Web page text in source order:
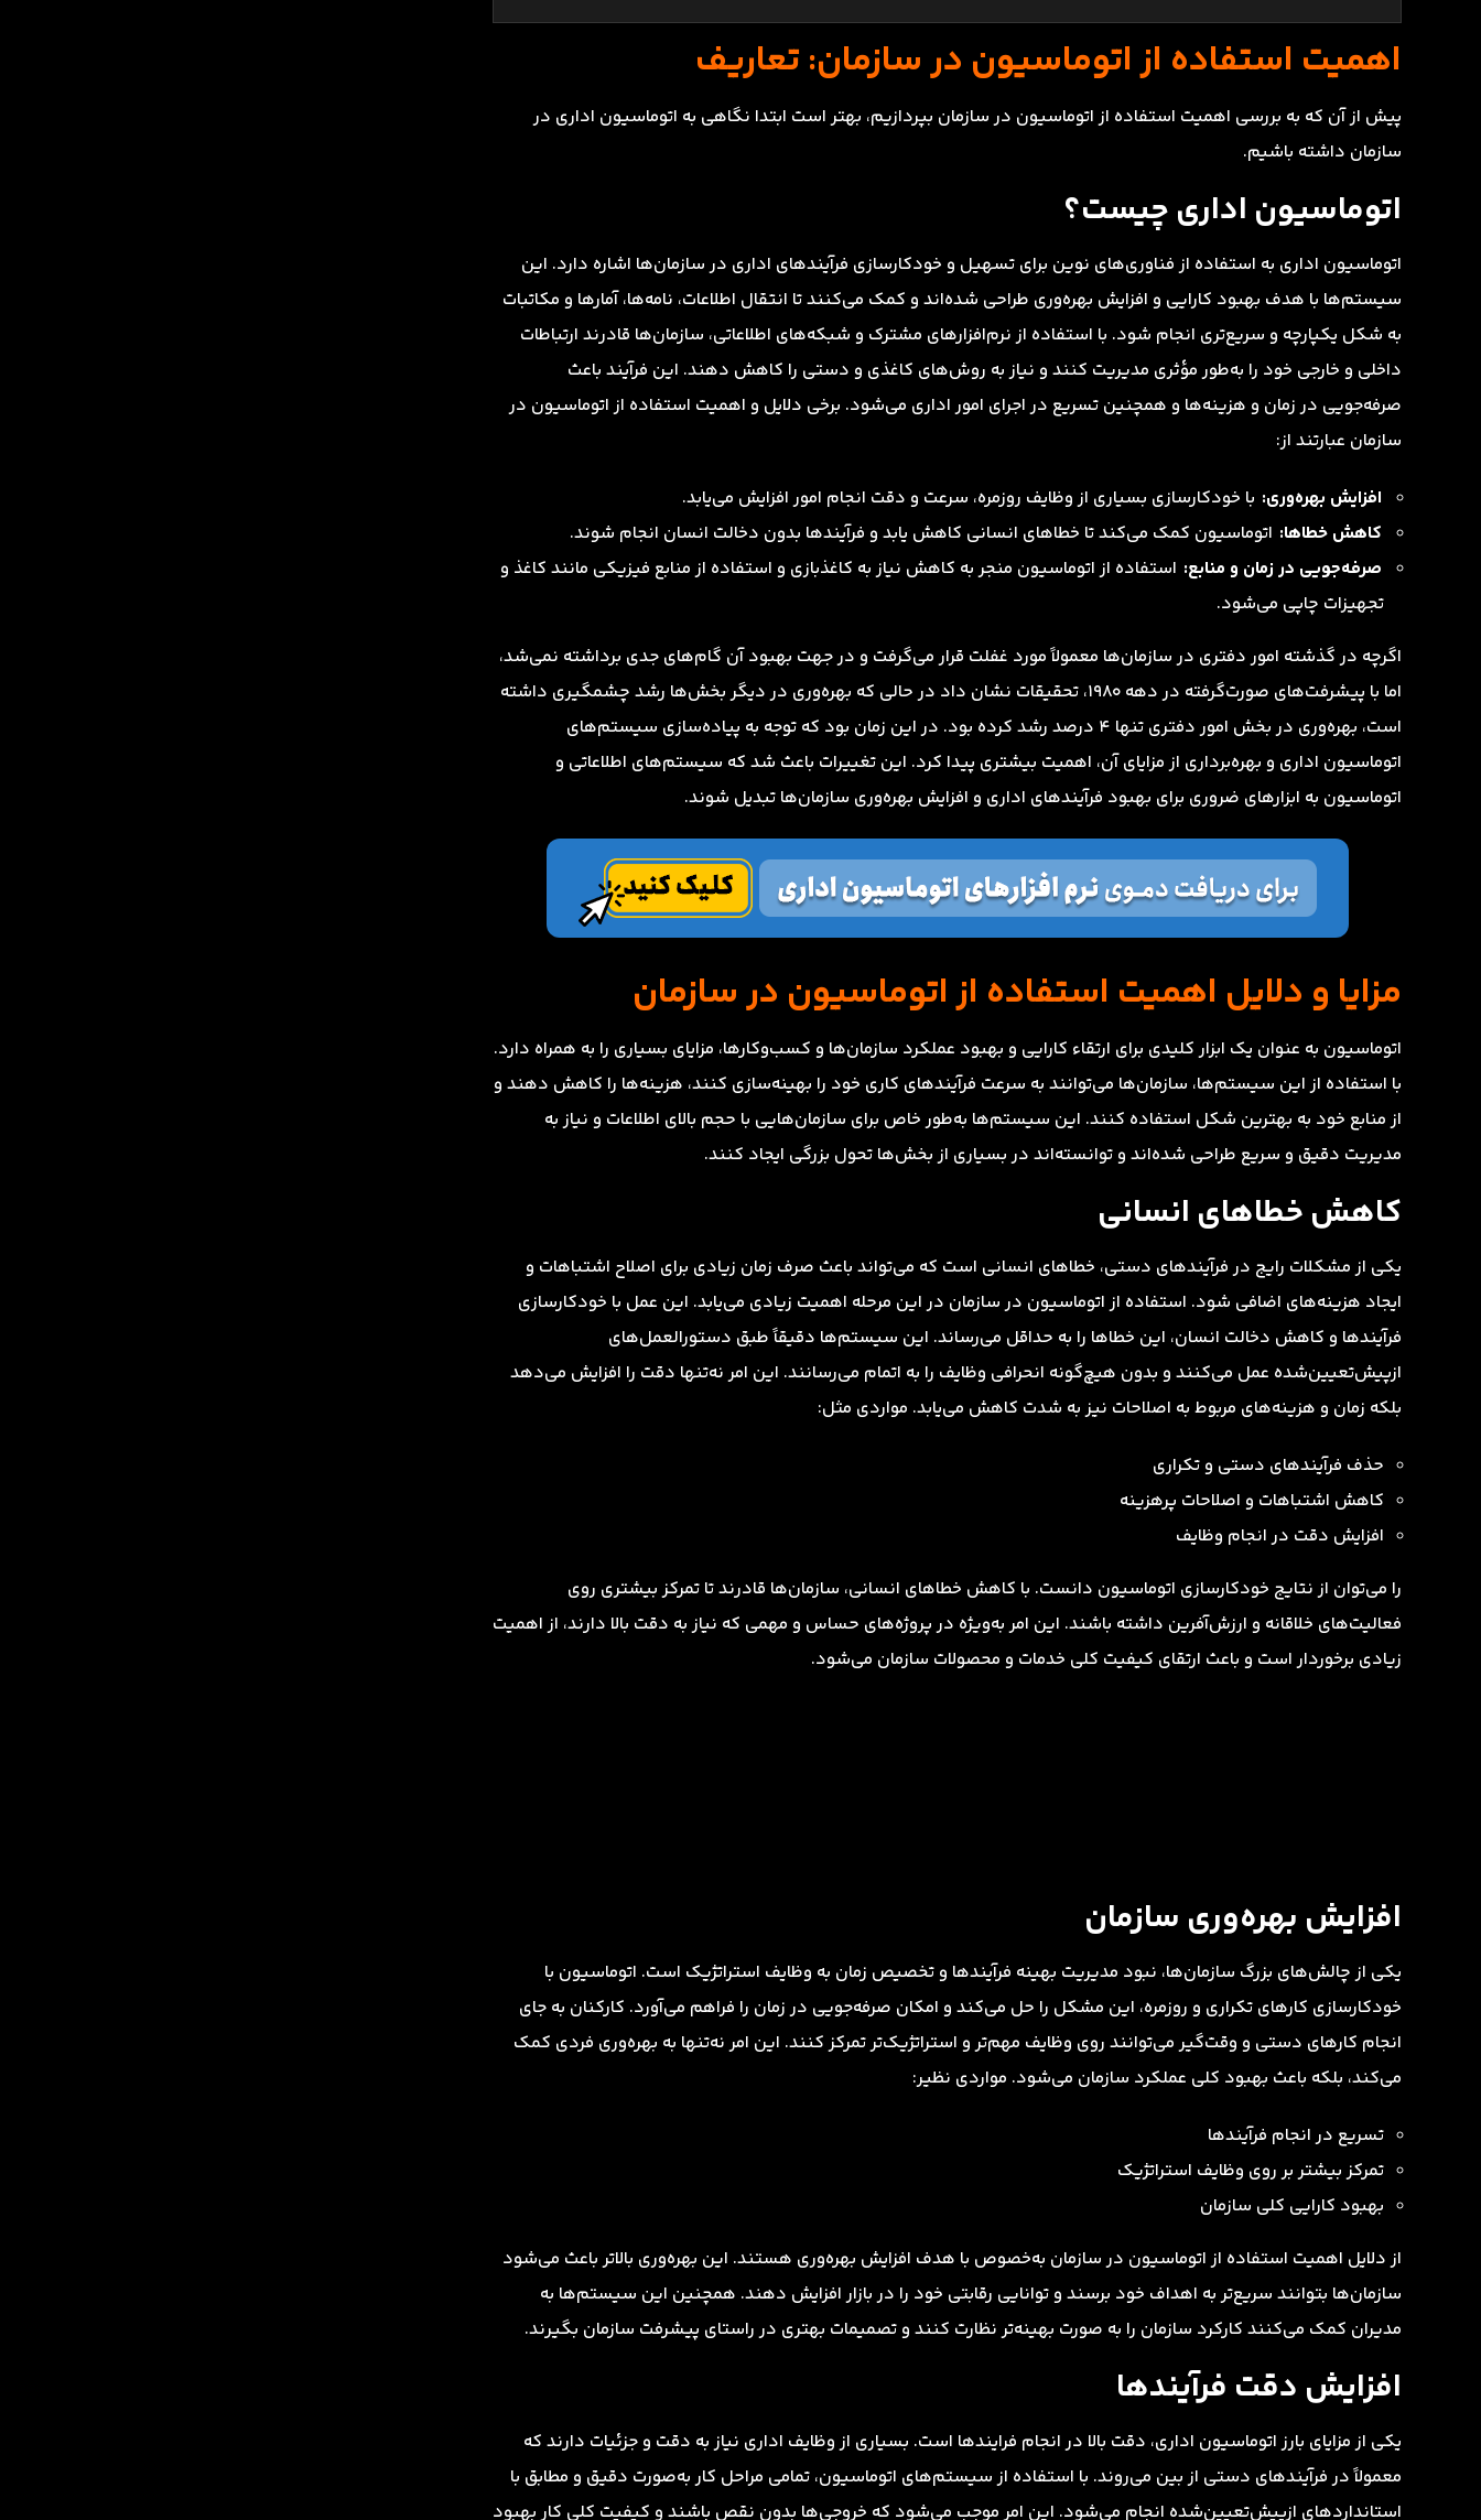
اهمیت استفاده از اتوماسیون در سازمان: تعاریف
پیش از آن که به بررسی اهمیت استفاده از اتوماسیون در سازمان بپردازیم، بهتر است ابتدا نگاهی به اتوماسیون اداری در
سازمان داشته باشیم.
اتوماسیون اداری چیست؟
اتوماسیون اداری به استفاده از فناوری‌های نوین برای تسهیل و خودکارسازی فرآیندهای اداری در سازمان‌ها اشاره دارد. این
سیستم‌ها با هدف بهبود کارایی و افزایش بهره‌وری طراحی شده‌اند و کمک می‌کنند تا انتقال اطلاعات، نامه‌ها، آمارها و مکاتبات
به شکل یکپارچه و سریع‌تری انجام شود. با استفاده از نرم‌افزارهای مشترک و شبکه‌های اطلاعاتی، سازمان‌ها قادرند ارتباطات
داخلی و خارجی خود را به‌طور مؤثری مدیریت کنند و نیاز به روش‌های کاغذی و دستی را کاهش دهند. این فرآیند باعث
صرفه‌جویی در زمان و هزینه‌ها و همچنین تسریع در اجرای امور اداری می‌شود. برخی دلایل و اهمیت استفاده از اتوماسیون در
سازمان عبارتند از:
افزایش بهره‌وری: با خودکارسازی بسیاری از وظایف روزمره، سرعت و دقت انجام امور افزایش می‌یابد.
کاهش خطاها: اتوماسیون کمک می‌کند تا خطاهای انسانی کاهش یابد و فرآیندها بدون دخالت انسان انجام شوند.
صرفه‌جویی در زمان و منابع: استفاده از اتوماسیون منجر به کاهش نیاز به کاغذبازی و استفاده از منابع فیزیکی مانند کاغذ و
تجهیزات چاپی می‌شود.
اگرچه در گذشته امور دفتری در سازمان‌ها معمولاً مورد غفلت قرار می‌گرفت و در جهت بهبود آن گام‌های جدی برداشته نمی‌شد،
اما با پیشرفت‌های صورت‌گرفته در دهه 1980، تحقیقات نشان داد در حالی که بهره‌وری در دیگر بخش‌ها رشد چشمگیری داشته
است، بهره‌وری در بخش امور دفتری تنها 4 درصد رشد کرده بود. در این زمان بود که توجه به پیاده‌سازی سیستم‌های
اتوماسیون اداری و بهره‌برداری از مزایای آن، اهمیت بیشتری پیدا کرد. این تغییرات باعث شد که سیستم‌های اطلاعاتی و
اتوماسیون به ابزارهای ضروری برای بهبود فرآیندهای اداری و افزایش بهره‌وری سازمان‌ها تبدیل شوند.
مزایا و دلایل اهمیت استفاده از اتوماسیون در سازمان
اتوماسیون به عنوان یک ابزار کلیدی برای ارتقاء کارایی و بهبود عملکرد سازمان‌ها و کسب‌وکارها، مزایای بسیاری را به همراه دارد.
با استفاده از این سیستم‌ها، سازمان‌ها می‌توانند به سرعت فرآیندهای کاری خود را بهینه‌سازی کنند، هزینه‌ها را کاهش دهند و
از منابع خود به بهترین شکل استفاده کنند. این سیستم‌ها به‌طور خاص برای سازمان‌هایی با حجم بالای اطلاعات و نیاز به
مدیریت دقیق و سریع طراحی شده‌اند و توانسته‌اند در بسیاری از بخش‌ها تحول بزرگی ایجاد کنند.
کاهش خطاهای انسانی
یکی از مشکلات رایج در فرآیندهای دستی، خطاهای انسانی است که می‌تواند باعث صرف زمان زیادی برای اصلاح اشتباهات و
ایجاد هزینه‌های اضافی شود. استفاده از اتوماسیون در سازمان در این مرحله اهمیت زیادی می‌یابد. این عمل با خودکارسازی
فرآیندها و کاهش دخالت انسان، این خطاها را به حداقل می‌رساند. این سیستم‌ها دقیقاً طبق دستورالعمل‌های
ازپیش‌تعیین‌شده عمل می‌کنند و بدون هیچ‌گونه انحرافی وظایف را به اتمام می‌رسانند. این امر نه‌تنها دقت را افزایش می‌دهد
بلکه زمان و هزینه‌های مربوط به اصلاحات نیز به شدت کاهش می‌یابد. مواردی مثل:
حذف فرآیندهای دستی و تکراری
کاهش اشتباهات و اصلاحات پرهزینه
افزایش دقت در انجام وظایف
را می‌‌توان از نتایج خودکارسازی اتوماسیون دانست. با کاهش خطاهای انسانی، سازمان‌ها قادرند تا تمرکز بیشتری روی
فعالیت‌های خلاقانه و ارزش‌آفرین داشته باشند. این امر به‌ویژه در پروژه‌های حساس و مهمی که نیاز به دقت بالا دارند، از اهمیت
زیادی برخوردار است و باعث ارتقای کیفیت کلی خدمات و محصولات سازمان می‌شود.
افزایش بهره‌وری سازمان
یکی از چالش‌های بزرگ سازمان‌ها، نبود مدیریت بهینه فرآیندها و تخصیص زمان به وظایف استراتژیک است. اتوماسیون با
خودکارسازی کارهای تکراری و روزمره، این مشکل را حل می‌کند و امکان صرفه‌جویی در زمان را فراهم می‌آورد. کارکنان به جای
انجام کارهای دستی و وقت‌گیر می‌توانند روی وظایف مهم‌تر و استراتژیک‌تر تمرکز کنند. این امر نه‌تنها به بهره‌وری فردی کمک
می‌کند، بلکه باعث بهبود کلی عملکرد سازمان می‌شود. مواردی نظیر:
تسریع در انجام فرآیندها
تمرکز بیشتر بر روی وظایف استراتژیک
بهبود کارایی کلی سازمان
از دلایل اهمیت استفاده از اتوماسیون در سازمان به‌خصوص با هدف افزایش بهره‌وری هستند. این بهره‌وری بالاتر باعث می‌شود
سازمان‌ها بتوانند سریع‌تر به اهداف خود برسند و توانایی رقابتی خود را در بازار افزایش دهند. همچنین این سیستم‌ها به
مدیران کمک می‌کنند کارکرد سازمان را به صورت بهینه‌تر نظارت کنند و تصمیمات بهتری در راستای پیشرفت سازمان بگیرند.
افزایش دقت فرآیندها
یکی از مزایای بارز اتوماسیون اداری، دقت بالا در انجام فرایندها است. بسیاری از وظایف اداری نیاز به دقت و جزئیات دارند که
معمولاً در فرآیندهای دستی از بین می‌روند. با استفاده از سیستم‌های اتوماسیون، تمامی مراحل کار به‌صورت دقیق و مطابق با
استانداردهای ازپیش‌تعیین‌شده انجام می‌شود. این امر موجب می‌شود که خروجی‌ها بدون نقص باشند و کیفیت کلی کار بهبود